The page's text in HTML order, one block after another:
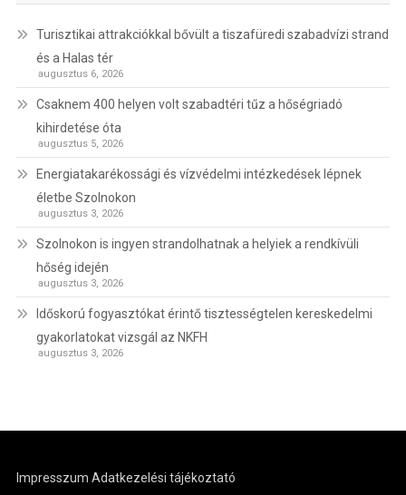
Turisztikai attrakciókkal bővült a tiszafüredi szabadvízi strand
és a Halas tér
augusztus 6, 2026
Csaknem 400 helyen volt szabadtéri tűz a hőségriadó
kihirdetése óta
augusztus 5, 2026
Energiatakarékossági és vízvédelmi intézkedések lépnek
életbe Szolnokon
augusztus 3, 2026
Szolnokon is ingyen strandolhatnak a helyiek a rendkívüli
hőség idején
augusztus 3, 2026
Időskorú fogyasztókat érintő tisztességtelen kereskedelmi
gyakorlatokat vizsgál az NKFH
augusztus 3, 2026
Impresszum Adatkezelési tájékoztató